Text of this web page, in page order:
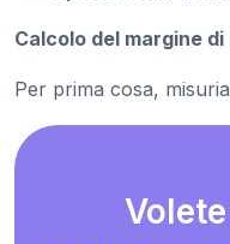
Calcolo del margine
Per prima cosa,